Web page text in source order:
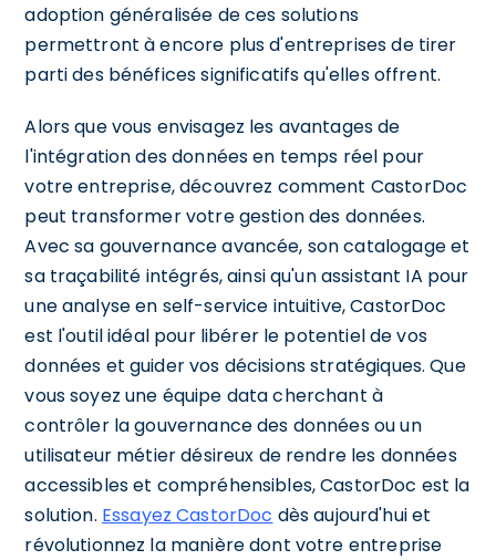
adoption généralisée de ces solutions
permettront à encore plus d'entreprises de tirer
parti des bénéfices significatifs qu'elles offrent.
Alors que vous envisagez les avantages de
l'intégration des données en temps réel pour
votre entreprise, découvrez comment CastorDoc
peut transformer votre gestion des données.
Avec sa gouvernance avancée, son catalogage et
sa traçabilité intégrés, ainsi qu'un assistant IA pour
une analyse en self-service intuitive, CastorDoc
est l'outil idéal pour libérer le potentiel de vos
données et guider vos décisions stratégiques. Que
vous soyez une équipe data cherchant à
contrôler la gouvernance des données ou un
utilisateur métier désireux de rendre les données
accessibles et compréhensibles, CastorDoc est la
solution. Essayez CastorDoc dès aujourd'hui et
révolutionnez la manière dont votre entreprise